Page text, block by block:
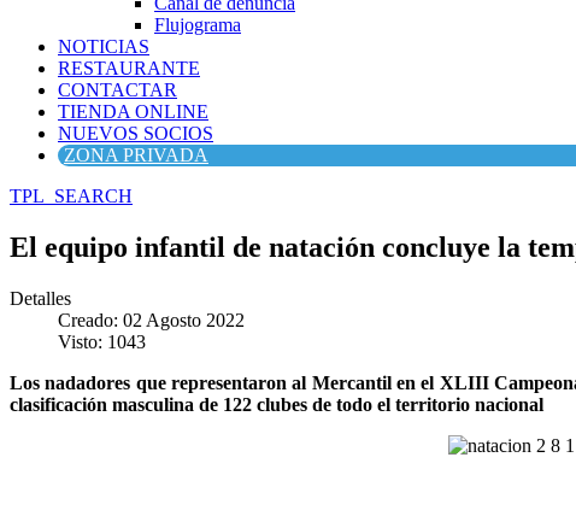
Flujograma
NOTICIAS
RESTAURANTE
CONTACTAR
TIENDA ONLINE
NUEVOS SOCIOS
ZONA PRIVADA
TPL_SEARCH
El equipo infantil de natación concluye la
Detalles
Creado: 02 Agosto 2022
Visto: 1043
Los nadadores que representaron al Mercantil en el XLIII
clasificación masculina de 122 clubes de todo el territorio nacional